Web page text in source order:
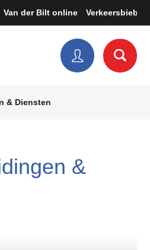
Van der Bilt online Verkeersbieb
& Diensten
&